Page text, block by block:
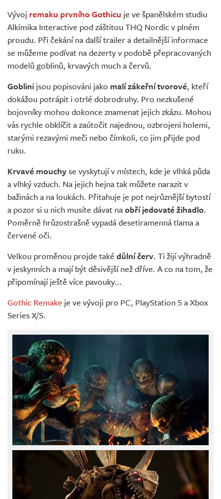
Živě
Vývoj remaku prvního Gothicu je ve španělském studiu
Alkimika Interactive pod záštitou THQ Nordic v plném
proudu. Při čekání na další trailer a detailnější informace
se můžeme podívat na dezerty v podobě přepracovaných
modelů goblinů, krvavých much a červů.
Goblini jsou popisováni jako malí zákeřní tvorové, kteří
dokážou potrápit i otrlé dobrodruhy. Pro nezkušené
bojovníky mohou dokonce znamenat jejich zkázu. Mohou
vás rychle obklíčit a zaútočit najednou, ozbrojeni holemi,
starými rezavými meči nebo čímkoli, co jim přijde pod
ruku.
Krvavé mouchyse vyskytují v místech, kde je vlhká půda
a vlhký vzduch. Na jejich hejna tak můžete narazit v
bažinách a na loukách. Přitahuje je pot nejrůznější bytostí
a pozor si u nich musíte dávat naobří jedovaté žihadlo.
Poměrně hrůzostrašně vypadá desetiramenná tlama a
červené oči.
Velkou proměnou projde také důlní červ. Ti žijí výhradně
v jeskynních a mají být děsivější než dříve. A co na tom, že
připomínají ještě více pavouky...
Gothic Remake je ve vývoji pro PC, PlayStation 5 a Xbox
Series X/S.